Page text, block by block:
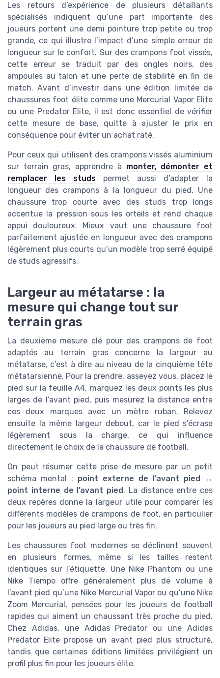
Les retours d’expérience de plusieurs détaillants
spécialisés indiquent qu’une part importante des
joueurs portent une demi pointure trop petite ou trop
grande, ce qui illustre l’impact d’une simple erreur de
longueur sur le confort. Sur des crampons foot vissés,
cette erreur se traduit par des ongles noirs, des
ampoules au talon et une perte de stabilité en fin de
match. Avant d’investir dans une édition limitée de
chaussures foot élite comme une Mercurial Vapor Elite
ou une Predator Elite, il est donc essentiel de vérifier
cette mesure de base, quitte à ajuster le prix en
conséquence pour éviter un achat raté.
Pour ceux qui utilisent des crampons vissés aluminium
sur terrain gras, apprendre à monter, démonter et
remplacer les studs permet aussi d’adapter la
longueur des crampons à la longueur du pied. Une
chaussure trop courte avec des studs trop longs
accentue la pression sous les orteils et rend chaque
appui douloureux. Mieux vaut une chaussure foot
parfaitement ajustée en longueur avec des crampons
légèrement plus courts qu’un modèle trop serré équipé
de studs agressifs.
Largeur au métatarse : la
mesure qui change tout sur
terrain gras
La deuxième mesure clé pour des crampons de foot
adaptés au terrain gras concerne la largeur au
métatarse, c’est à dire au niveau de la cinquième tête
métatarsienne. Pour la prendre, asseyez vous, placez le
pied sur la feuille A4, marquez les deux points les plus
larges de l’avant pied, puis mesurez la distance entre
ces deux marques avec un mètre ruban. Relevez
ensuite la même largeur debout, car le pied s’écrase
légèrement sous la charge, ce qui influence
directement le choix de la chaussure de football.
On peut résumer cette prise de mesure par un petit
schéma mental : point externe de l’avant pied ↔
point interne de l’avant pied. La distance entre ces
deux repères donne la largeur utile pour comparer les
différents modèles de crampons de foot, en particulier
pour les joueurs au pied large ou très fin.
Les chaussures foot modernes se déclinent souvent
en plusieurs formes, même si les tailles restent
identiques sur l’étiquette. Une Nike Phantom ou une
Nike Tiempo offre généralement plus de volume à
l’avant pied qu’une Nike Mercurial Vapor ou qu’une Nike
Zoom Mercurial, pensées pour les joueurs de football
rapides qui aiment un chaussant très proche du pied.
Chez Adidas, une Adidas Predator ou une Adidas
Predator Elite propose un avant pied plus structuré,
tandis que certaines éditions limitées privilégient un
profil plus fin pour les joueurs élite.